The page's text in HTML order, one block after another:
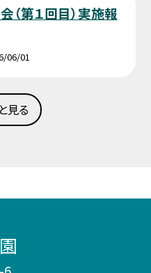
第１回目）実施報
06/01
見る